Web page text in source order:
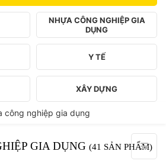
NHỰA CÔNG NGHIỆP GIA
DỤNG
Y TẾ
XÂY DỰNG
công nghiệp gia dụng
GIA DỤNG (41 SẢN PHẨM)